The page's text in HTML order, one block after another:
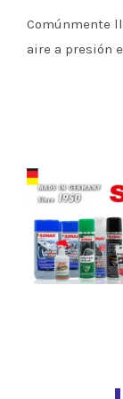
Comúnmente
aire a presión